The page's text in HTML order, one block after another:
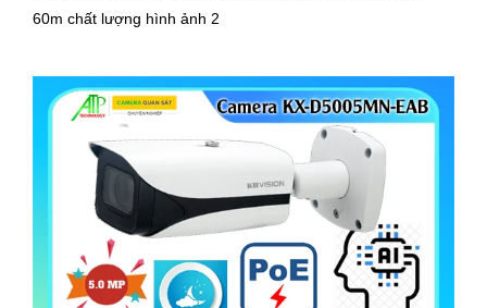
60m chất lượng hình ảnh 2